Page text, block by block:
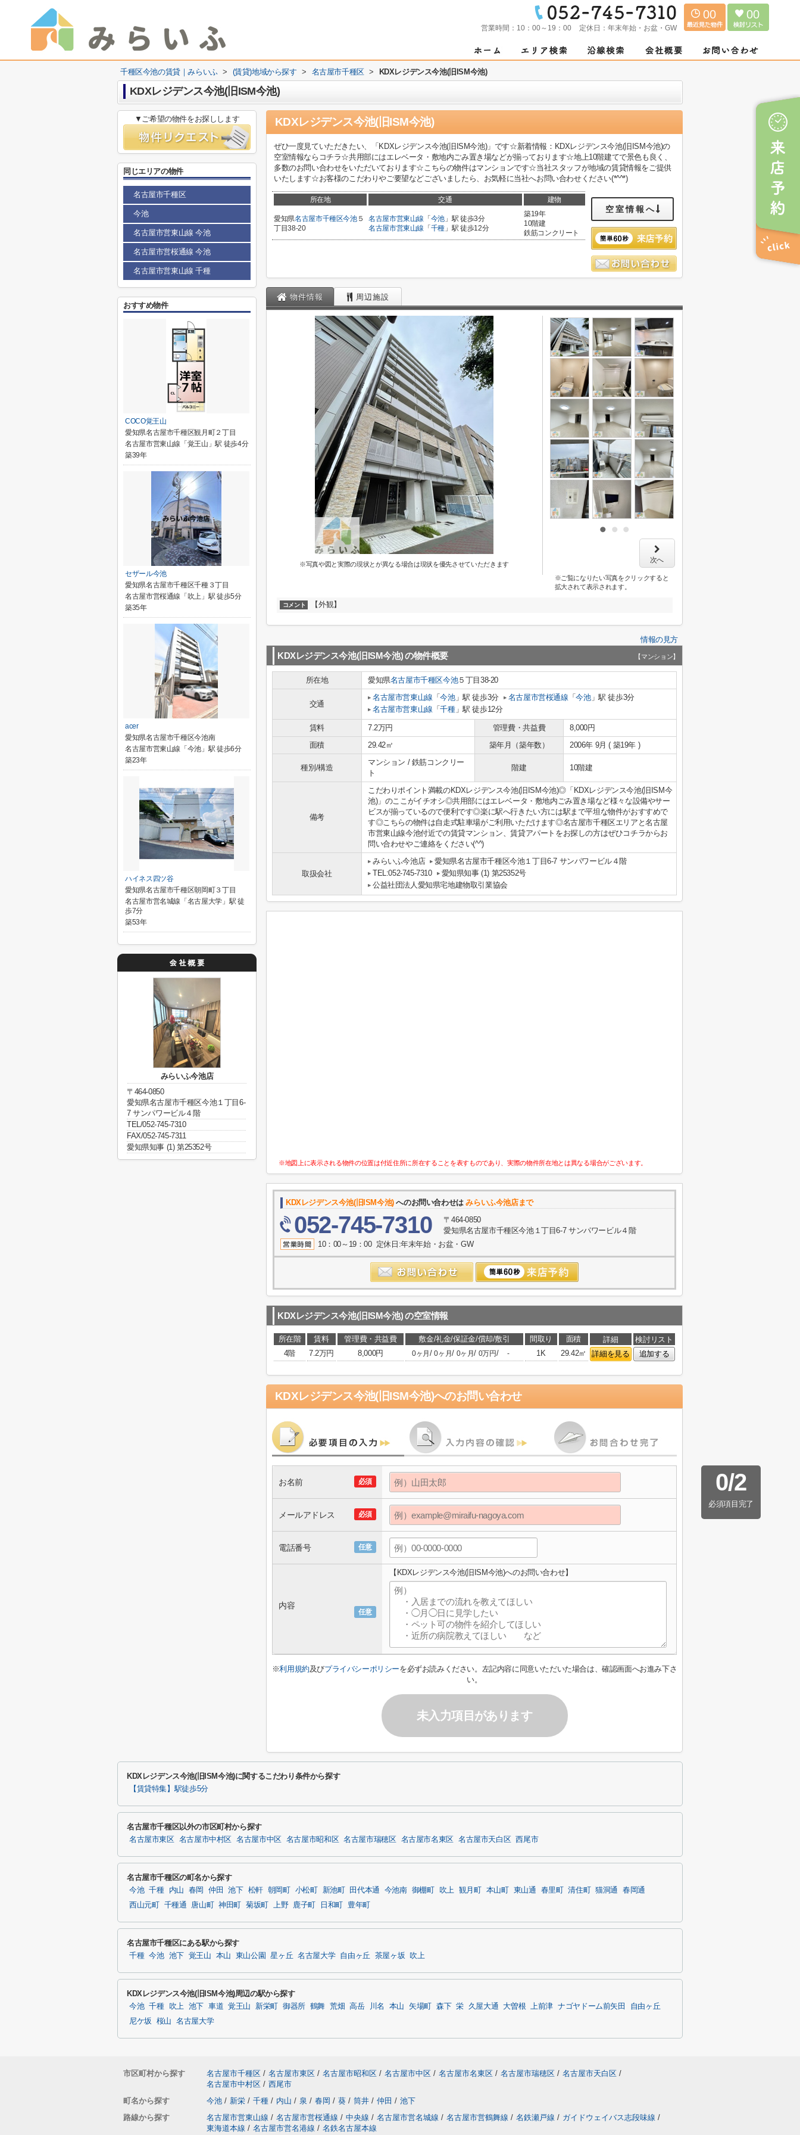
営業時間： 10：00～19：00 定休日： 年末年始・お盆・GW
00 00
千種区今池の賃貸｜みらいふ > (賃貸)地域から探す > 名古屋市千種区 > KDXレジデンス今池(旧ISM今池)
KDXレジデンス今池(旧ISM今池)
KDXレジデンス今池(旧ISM今池)
ぜひ一度見ていただきたい、「KDXレジデンス今池(旧ISM今池)」です☆新着情報：KDXレジデンス今池(旧ISM今池)の
空室情報ならコチラ☆共用部にはエレベータ・敷地内ごみ置き場などが揃っております☆地上10階建てで景色も良く、
多数のお問い合わせをいただいております☆こちらの物件はマンションです☆当社スタッフが地域の賃貸情報をご提供
いたします☆お客様のこだわりやご要望などございましたら、お気軽に当社へお問い合わせください(*^^*)
所在地 交通 建物
愛知県名古屋市千種区今池５
丁目38-20
名古屋市営東山線 「 今池 」駅 徒歩3分
名古屋市営東山線 「 千種 」駅 徒歩12分
築19年
10階建
鉄筋コンクリート
空室情報へ
物件情報 周辺施設
※写真や図と実際の現状とが異なる場合は現状を優先させていただきます 次へ
※ご覧になりたい写真をクリックすると
拡大されて表示されます。
コメント 【外観】
情報の見方
KDXレジデンス今池(旧ISM今池)の物件概要 【マンション】
所在地 愛知県名古屋市千種区今池５丁目38-20
交通
名古屋市営東山線 「今池」駅 徒歩3分 名古屋市営桜通線 「今池」駅 徒歩3分
名古屋市営東山線 「千種」駅 徒歩12分
賃料 7.2万円 管理費・共益費
8,000円
面積
29.42㎡ 築年月（築年数） 2006年 9月 ( 築19年 )
種別/構造
マンション / 鉄筋コンクリー
ト
階建 10階建
備考
こだわりポイント満載のKDXレジデンス今池(旧ISM今池)◎「KDXレジデンス今池(旧ISM今
池)」のここがイチオシ◎共用部にはエレベータ・敷地内ごみ置き場など様々な設備やサー
ビスが揃っているので便利です◎楽に駅へ行きたい方には駅まで平坦な物件がおすすめで
す◎こちらの物件は自走式駐車場がご利用いただけます◎名古屋市千種区エリアと名古屋
市営東山線今池付近での賃貸マンション、賃貸アパートをお探しの方はぜひコチラからお
問い合わせやご連絡をください(^^)
取扱会社
みらいふ今池店
愛知県名古屋市千種区今池１丁目6-7 サンパワービル４階
TEL:052-745-7310
愛知県知事 (1) 第25352号
公益社団法人愛知県宅地建物取引業協会
※地図上に表示される物件の位置は付近住所に所在することを表すものであり、実際の物件所在地とは異なる場合がございます。
KDXレジデンス今池(旧ISM今池)へのお問い合わせはみらいふ今池店まで
052-745-7310
〒464-0850
愛知県名古屋市千種区今池１丁目6-7 サンパワービル４階
10：00～19：00 定休日:年末年始・お盆・GW
KDXレジデンス今池(旧ISM今池)の空室情報
所在階 賃料 管理費・共益費 敷金/礼金/保証金/償却/敷引 間取り 面積 詳細
検討リスト
4階
7.2万円 8,000円 0ヶ月/0ヶ月/ 0ヶ月/ 0万円/ - 1K 29.42㎡ 詳細を見る 追加する
KDXレジデンス今池(旧ISM今池)へのお問い合わせ
0/2
必須項目完了
必須
お名前
必須
メールアドレス
任意
電話番号
任意
内容
【KDXレジデンス今池(旧ISM今池)へのお問い合わせ】
※利用規約及びプライバシーポリシーを必ずお読みください。左記内容に同意いただいた場合は、確認画面へお進み下さ
い。
未入力項目があります
▼ご希望の物件をお探しします
同じエリアの物件
名古屋市千種区
今池
名古屋市営東山線 今池
名古屋市営桜通線 今池
名古屋市営東山線 千種
おすすめ物件
COCO覚王山
愛知県名古屋市千種区観月町２丁目
名古屋市営東山線「覚王山」駅 徒歩4分
築39年
セザール今池
愛知県名古屋市千種区千種３丁目
名古屋市営桜通線「吹上」駅 徒歩5分
築35年
acer
愛知県名古屋市千種区今池南
名古屋市営東山線「今池」駅 徒歩6分
築23年
ハイネス四ツ谷
愛知県名古屋市千種区朝岡町３丁目
名古屋市営名城線「名古屋大学」駅 徒
歩7分
築53年
みらいふ今池店
〒464-0850
愛知県名古屋市千種区今池１丁目6-
7 サンパワービル４階
TEL/052-745-7310
FAX/052-745-7311
愛知県知事 (1) 第25352号
KDXレジデンス今池(旧ISM今池)に関するこだわり条件から探す
【賃貸特集】駅徒歩5分
名古屋市千種区以外の市区町村から探す
名古屋市東区 名古屋市中村区 名古屋市中区 名古屋市昭和区 名古屋市瑞穂区 名古屋市名東区 名古屋市天白区 西尾市
名古屋市千種区の町名から探す
今池 千種 内山 春岡 仲田 池下 松軒 朝岡町 小松町 新池町 田代本通 今池南 御棚町 吹上 観月町 本山町 東山通 春里町 清住町 猫洞通
春岡通
西山元町
千種通 唐山町 神田町 菊坂町 上野 鹿子町 日和町 豊年町
名古屋市千種区にある駅から探す
千種 今池 池下 覚王山 本山 東山公園 星ヶ丘 名古屋大学 自由ヶ丘 茶屋ヶ坂 吹上
KDXレジデンス今池(旧ISM今池)周辺の駅から探す
今池 千種 吹上 池下 車道 覚王山 新栄町 御器所 鶴舞 荒畑 高岳 川名 本山 矢場町 森下 栄 久屋大通 大曽根 上前津 ナゴヤドーム前矢田
自由ヶ丘
尼ケ坂
桜山 名古屋大学
市区町村から探す 名古屋市千種区 / 名古屋市東区 / 名古屋市昭和区 / 名古屋市中区 / 名古屋市名東区 / 名古屋市瑞穂区 / 名古屋市天白区 /
名古屋市中村区 / 西尾市
町名から探す
今池 / 新栄 / 千種 / 内山 / 泉 / 春岡 / 葵 / 筒井 / 仲田 / 池下
路線から探す
名古屋市営東山線 / 名古屋市営桜通線 / 中央線 / 名古屋市営名城線 / 名古屋市営鶴舞線 / 名鉄瀬戸線 / ガイドウェイバス志段味線 /
東海道本線 / 名古屋市営名港線 / 名鉄名古屋本線